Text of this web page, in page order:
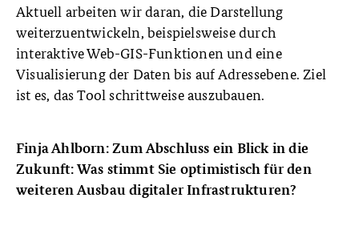
Aktuell arbeiten wir daran, die Darstellung
weiterzuentwickeln, beispielsweise durch
interaktive Web-GIS-Funktionen und eine
Visualisierung der Daten bis auf Adressebene. Ziel
ist es, das Tool schrittweise auszubauen.
Finja Ahlborn: Zum Abschluss ein Blick in die
Zukunft: Was stimmt Sie optimistisch für den
weiteren Ausbau digitaler Infrastrukturen?